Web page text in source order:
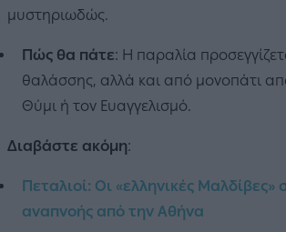
μυστηριωδώς.
Πώς θα πάτε: Η παραλία
θαλάσσης, αλλά και από μονοπάτι
Θύμι ή τον Ευαγγελισμό.
Διαβάστε ακόμη:
Πεταλιοί: Οι «ελληνικές
αναπνοής από την Αθήνα